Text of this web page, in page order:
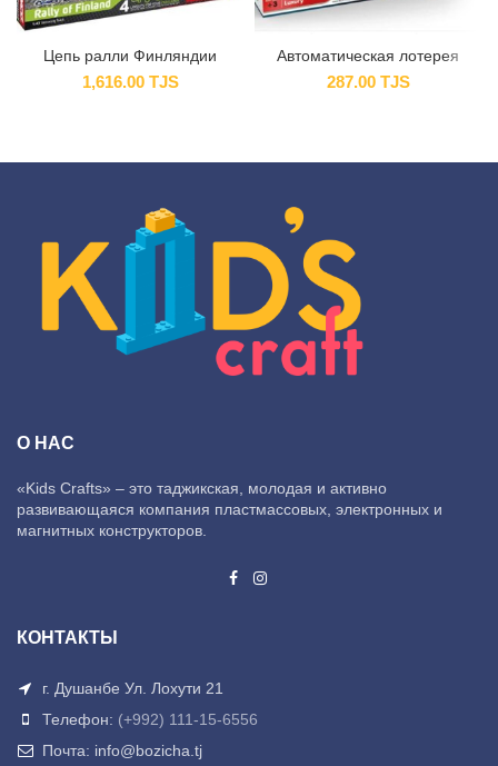
Цепь ралли Финляндии
1,616.00 TJS
Автоматическая лотерея
287.00 TJS
О НАС
«Kids Crafts» – это таджикская, молодая и активно
развивающаяся компания пластмассовых, электронных и
магнитных конструкторов.
КОНТАКТЫ
г. Душанбе Ул. Лохути 21
Телефон: (+992) 111-15-6556
Почта: info@bozicha.tj